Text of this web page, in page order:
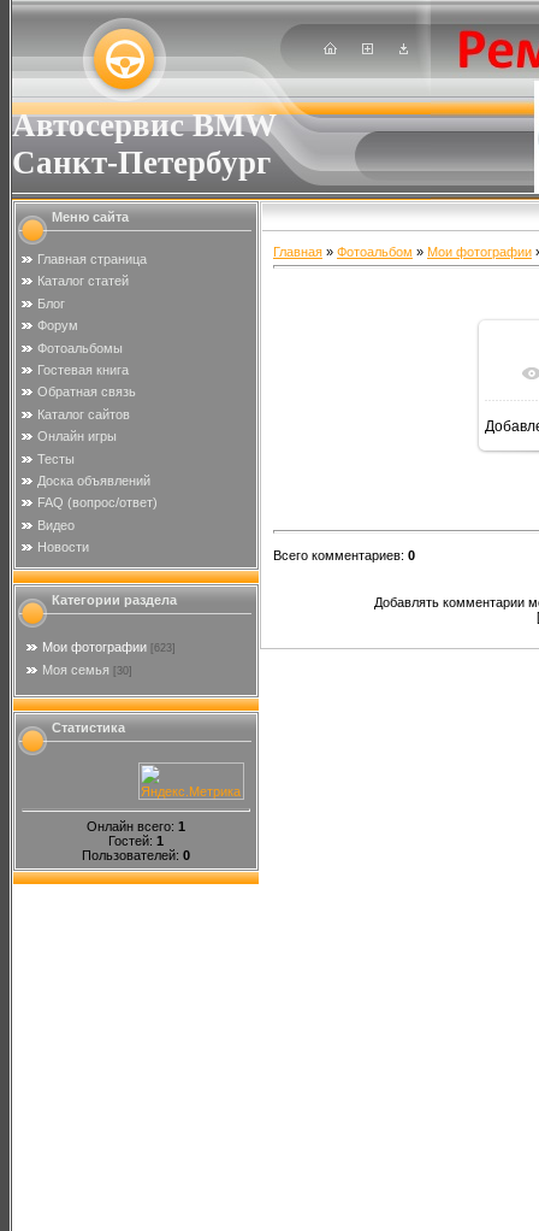
Автосервис BMW
Санкт-Петербург
Меню сайта
Главная страница
Каталог статей
Блог
Форум
Фотоальбомы
Гостевая книга
Обратная связь
Каталог сайтов
Онлайн игры
Тесты
Доска объявлений
FAQ (вопрос/ответ)
Видео
Новости
Категории раздела
Мои фотографии [623]
Моя семья [30]
Статистика
Онлайн всего: 1
Гостей: 1
Пользователей: 0
Главная » Фотоальбом » Мои фотографии
Всего комментариев: 0
Добавлять комментарии